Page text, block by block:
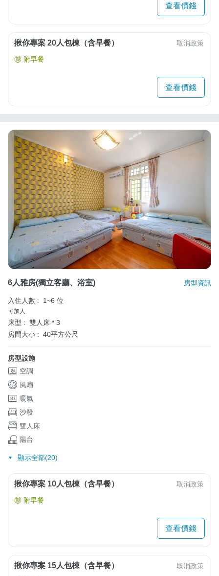
查看價錢
揪你專案 20人包棟（含早餐） 取消政策
附早餐
查看價錢
6人雅房(獨立客廳、浴室) 房型資訊
入住人數 : 1~6 位
可加人
床型 : 雙人床 * 3
房間大小 : 40平方公尺
房型設施
空調
風扇
暖氣
沙發
雙人床
陽台
顯示全部(20)
揪你專案 10人包棟（含早餐） 取消政策
附早餐
查看價錢
揪你專案 15人包棟（含早餐） 取消政策